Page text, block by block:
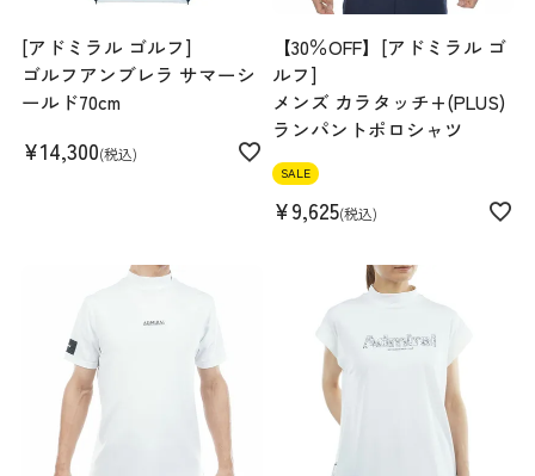
[アドミラル ゴルフ]
ゴルフアンブレラ サマーシ
ールド70cm
¥14,300 税込
【30％OFF】[アドミラル ゴ
ルフ]
メンズ カラタッチ+(PLUS)
ランパントポロシャツ
SALE
¥9,625 税込